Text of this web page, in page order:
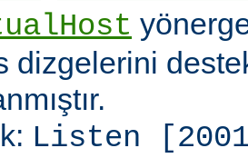
dizgelerini
Listen